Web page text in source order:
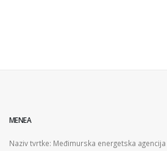
MENEA
Naziv tvrtke: Međimurska energetska agencija